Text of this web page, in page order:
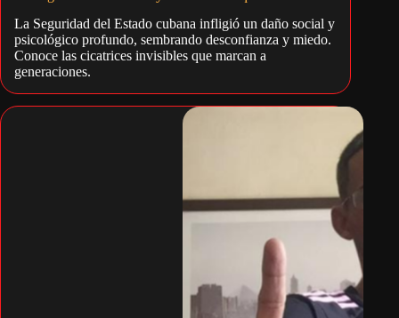
La Seguridad del Estado cubana infligió un daño social y
psicológico profundo, sembrando desconfianza y miedo.
Conoce las cicatrices invisibles que marcan a
generaciones.